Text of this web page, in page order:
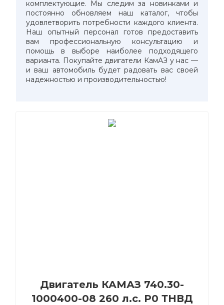
комплектующие. Мы следим за новинками и
постоянно обновляем наш каталог, чтобы
удовлетворить потребности каждого клиента.
Наш опытный персонал готов предоставить
вам профессиональную консультацию и
помощь в выборе наиболее подходящего
варианта. Покупайте двигатели КамАЗ у нас —
и ваш автомобиль будет радовать вас своей
надежностью и производительностью!
Двигатель КАМАЗ 740.30-
1000400-08 260 л.с. Р0 ТНВД